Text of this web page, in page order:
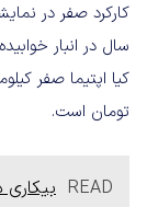
کارکرد صفر در
سال در انبار
تومان است.
READ بیکاری